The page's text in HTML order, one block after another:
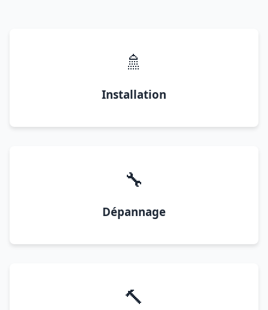
🚿
Installation
🔧
Dépannage
🔨